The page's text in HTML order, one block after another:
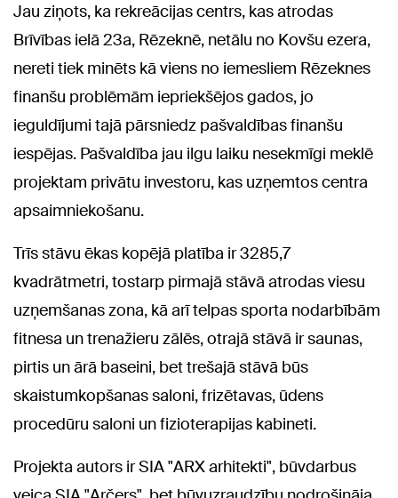
Jau ziņots, ka rekreācijas centrs, kas atrodas
Brīvības ielā 23a, Rēzeknē, netālu no Kovšu ezera,
nereti tiek minēts kā viens no iemesliem Rēzeknes
finanšu problēmām iepriekšējos gados, jo
ieguldījumi tajā pārsniedz pašvaldības finanšu
iespējas. Pašvaldība jau ilgu laiku nesekmīgi meklē
projektam privātu investoru, kas uzņemtos centra
apsaimniekošanu.
Trīs stāvu ēkas kopējā platība ir 3285,7
kvadrātmetri, tostarp pirmajā stāvā atrodas viesu
uzņemšanas zona, kā arī telpas sporta nodarbībām
fitnesa un trenažieru zālēs, otrajā stāvā ir saunas,
pirtis un ārā baseini, bet trešajā stāvā būs
skaistumkopšanas saloni, frizētavas, ūdens
procedūru saloni un fizioterapijas kabineti.
Projekta autors ir SIA "ARX arhitekti", būvdarbus